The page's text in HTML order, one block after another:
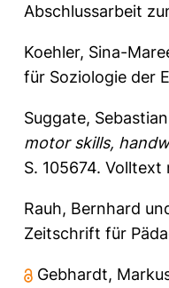
Abschlussarbeit
Koehler, Sina-
für Soziologie der
Suggate, Sebastian
motor skills,
S. 105674. Volltext
Rauh, Bernhard
Zeitschrift für
Gebhardt,